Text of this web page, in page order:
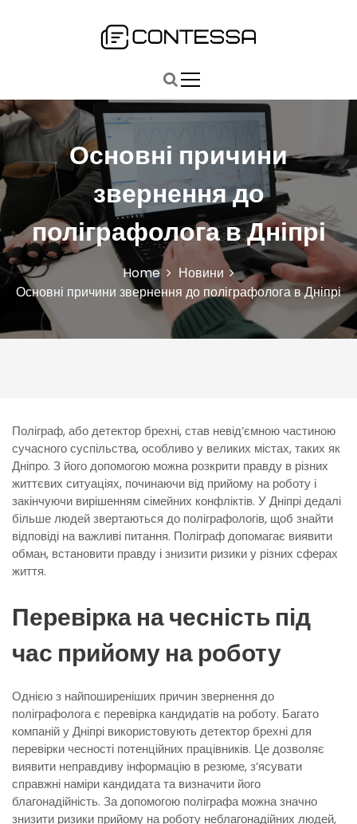
c
o
t
e
n
t
Основні причини
звернення до
поліграфолога в Дніпрі
Home
Новини
Основні причини звернення до поліграфолога в Дніпрі
Поліграф, або детектор брехні, став невід’ємною частиною
сучасного суспільства, особливо у великих містах, таких як
Дніпро. З його допомогою можна розкрити правду в різних
життєвих ситуаціях, починаючи від прийому на роботу і
закінчуючи вирішенням сімейних конфліктів. У Дніпрі дедалі
більше людей звертаються до поліграфологів, щоб знайти
відповіді на важливі питання. Поліграф допомагає виявити
обман, встановити правду і знизити ризики у різних сферах
життя.
Перевірка на чесність під
час прийому на роботу
Однією з найпоширеніших причин звернення до
поліграфолога є перевірка кандидатів на роботу. Багато
компаній у Дніпрі використовують детектор брехні для
перевірки чесності потенційних працівників. Це дозволяє
виявити неправдиву інформацію в резюме, з’ясувати
справжні наміри кандидата та визначити його
благонадійність. За допомогою поліграфа можна значно
знизити ризики прийому на роботу неблагонадійних людей,
i